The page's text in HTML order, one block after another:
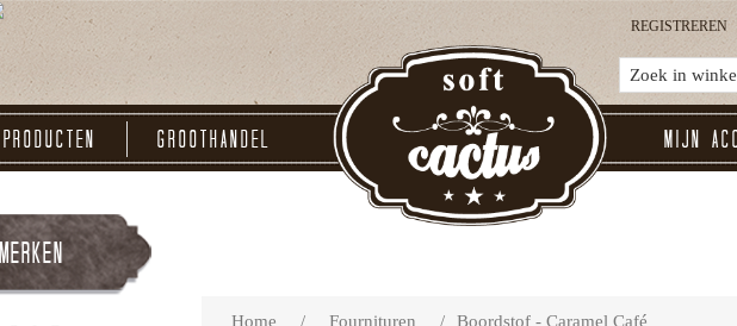
REGISTREREN
Producten Groothandel Mijn
Home / Fournituren / Boordstof - Caramel Café
Merken